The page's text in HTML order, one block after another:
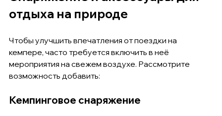
отдыха на природе
Чтобы улучшить впечатления от поездки на
кемпере, часто требуется включить в неё
мероприятия на свежем воздухе. Рассмотрите
возможность добавить:
Кемпинговое снаряжение